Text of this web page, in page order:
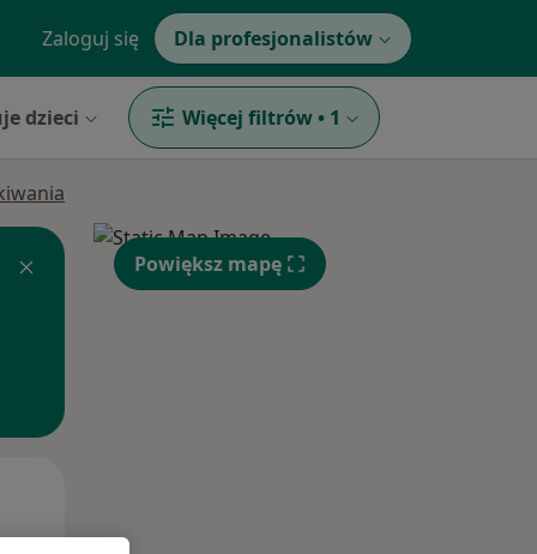
Zaloguj się Dla profesjonalistów
dzieci Więcej filtrów • 1
Powiększ mapę